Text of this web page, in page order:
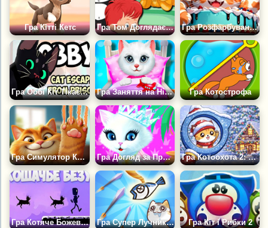
Гра Кітті Кетс Гра Том Доглядає за Котом Гра Розфарбування Тортиків Від Котиків По Пам'яті
Гра Оббі Кіт Тікає з В'язниці Гра Заняття на Ніч із Кошеням Гра Котострофа
Гра Симулятор Котячого Життя: Диявольський Кіт Гра Догляд за Принцесою Кішкою Гра Котоохота 2: Збери Всіх Вихованців
Гра Котяче Божевілля Гра Супер Лучник: Хранитель кішок Гра Кіт і Рибки 2